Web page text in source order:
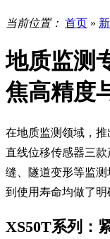
当前位置： 首页 »
地质监测
焦高精度
在地质监测领域，
直线位移传感器三
缝、隧道变形等监
到使用寿命均做了明
XS50T系列：